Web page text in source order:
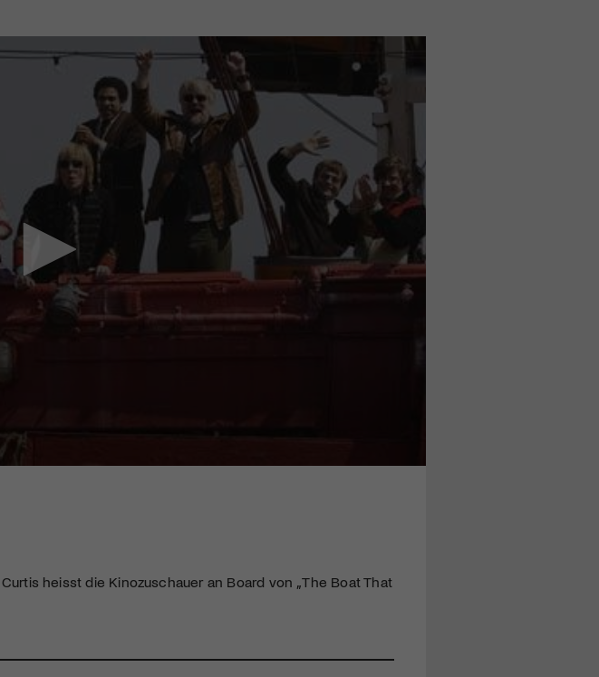
heisst die Kinozuschauer an Board von „The Boat That
kostenlosen Zugang zu